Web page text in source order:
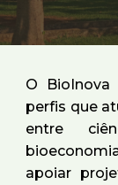
O
perfis que
entre
apoiar